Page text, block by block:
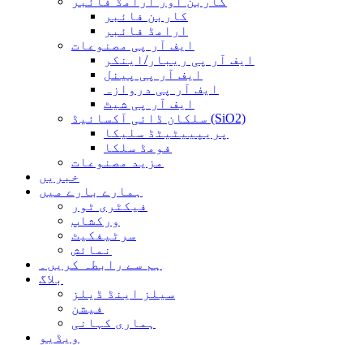
کاربن فائبر
ارامڈ فائبر
ایف آر پی مصنوعات
ایف آر پی ریبار/اینکر
ایف آر پی پینل
ایف آر پی دروازہ
ایف آر پی شیٹ
سلکان ڈائی آکسائیڈ (SiO2)
پریپییٹیٹڈ سلیکا
فومڈ سلکا
مزید مصنوعات
خبریں
ہمارے بارے میں
فیکٹری ٹور
ورکشاپ
سرٹیفکیٹ
نمائش
ہم سے رابطہ کریں۔
بلاگ
سیلز اینڈ ڈیلز
فیشن
ہماری کہانی
ویڈیو